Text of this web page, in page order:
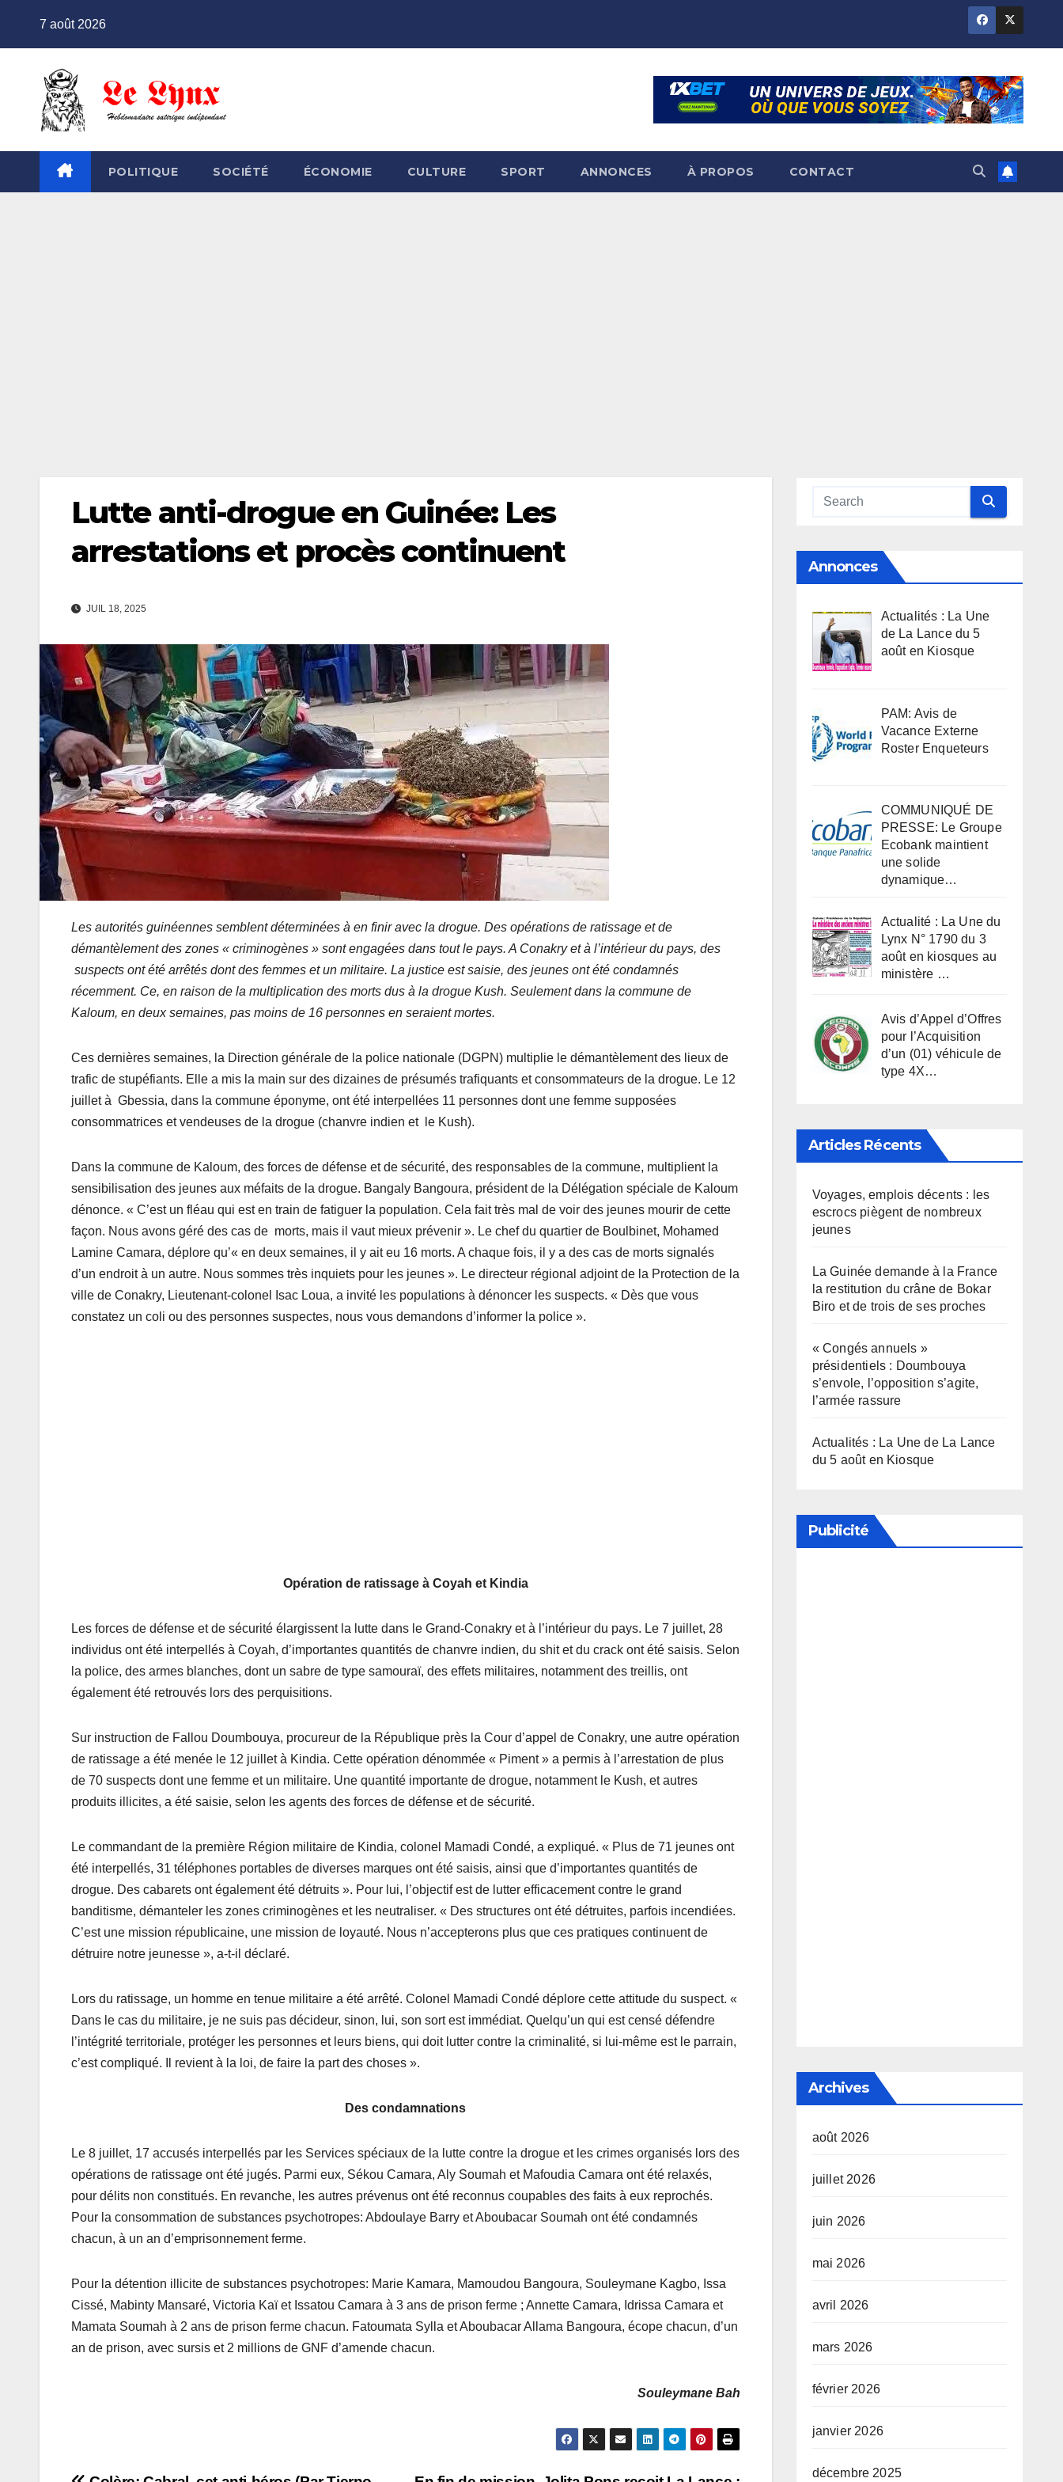
7 août 2026
POLITIQUE SOCIÉTÉ ÉCONOMIE CULTURE SPORT ANNONCES À PROPOS CONTACT
Lutte anti-drogue en Guinée: Les
arrestations et procès continuent
JUIL 18, 2025
Les autorités guinéennes semblent déterminées à en finir avec la drogue. Des opérations de ratissage et de
démantèlement des zones « criminogènes » sont engagées dans tout le pays. A Conakry et à l’intérieur du pays, des
suspects ont été arrêtés dont des femmes et un militaire. La justice est saisie, des jeunes ont été condamnés
récemment. Ce, en raison de la multiplication des morts dus à la drogue Kush. Seulement dans la commune de
Kaloum, en deux semaines, pas moins de 16 personnes en seraient mortes.
Ces dernières semaines, la Direction générale de la police nationale (DGPN) multiplie le démantèlement des lieux de
trafic de stupéfiants. Elle a mis la main sur des dizaines de présumés trafiquants et consommateurs de la drogue. Le 12
juillet à Gbessia, dans la commune éponyme, ont été interpellées 11 personnes dont une femme supposées
consommatrices et vendeuses de la drogue (chanvre indien et le Kush).
Dans la commune de Kaloum, des forces de défense et de sécurité, des responsables de la commune, multiplient la
sensibilisation des jeunes aux méfaits de la drogue. Bangaly Bangoura, président de la Délégation spéciale de Kaloum
dénonce. « C’est un fléau qui est en train de fatiguer la population. Cela fait très mal de voir des jeunes mourir de cette
façon. Nous avons géré des cas de morts, mais il vaut mieux prévenir ». Le chef du quartier de Boulbinet, Mohamed
Lamine Camara, déplore qu’« en deux semaines, il y ait eu 16 morts. A chaque fois, il y a des cas de morts signalés
d’un endroit à un autre. Nous sommes très inquiets pour les jeunes ». Le directeur régional adjoint de la Protection de la
ville de Conakry, Lieutenant-colonel Isac Loua, a invité les populations à dénoncer les suspects. « Dès que vous
constatez un coli ou des personnes suspectes, nous vous demandons d’informer la police ».
Opération de ratissage à Coyah et Kindia
Les forces de défense et de sécurité élargissent la lutte dans le Grand-Conakry et à l’intérieur du pays. Le 7 juillet, 28
individus ont été interpellés à Coyah, d’importantes quantités de chanvre indien, du shit et du crack ont été saisis. Selon
la police, des armes blanches, dont un sabre de type samouraï, des effets militaires, notamment des treillis, ont
également été retrouvés lors des perquisitions.
Sur instruction de Fallou Doumbouya, procureur de la République près la Cour d’appel de Conakry, une autre opération
de ratissage a été menée le 12 juillet à Kindia. Cette opération dénommée « Piment » a permis à l’arrestation de plus
de 70 suspects dont une femme et un militaire. Une quantité importante de drogue, notamment le Kush, et autres
produits illicites, a été saisie, selon les agents des forces de défense et de sécurité.
Le commandant de la première Région militaire de Kindia, colonel Mamadi Condé, a expliqué. « Plus de 71 jeunes ont
été interpellés, 31 téléphones portables de diverses marques ont été saisis, ainsi que d’importantes quantités de
drogue. Des cabarets ont également été détruits ». Pour lui, l’objectif est de lutter efficacement contre le grand
banditisme, démanteler les zones criminogènes et les neutraliser. « Des structures ont été détruites, parfois incendiées.
C’est une mission républicaine, une mission de loyauté. Nous n’accepterons plus que ces pratiques continuent de
détruire notre jeunesse », a-t-il déclaré.
Lors du ratissage, un homme en tenue militaire a été arrêté. Colonel Mamadi Condé déplore cette attitude du suspect. «
Dans le cas du militaire, je ne suis pas décideur, sinon, lui, son sort est immédiat. Quelqu’un qui est censé défendre
l’intégrité territoriale, protéger les personnes et leurs biens, qui doit lutter contre la criminalité, si lui-même est le parrain,
c’est compliqué. Il revient à la loi, de faire la part des choses ».
Des condamnations
Le 8 juillet, 17 accusés interpellés par les Services spéciaux de la lutte contre la drogue et les crimes organisés lors des
opérations de ratissage ont été jugés. Parmi eux, Sékou Camara, Aly Soumah et Mafoudia Camara ont été relaxés,
pour délits non constitués. En revanche, les autres prévenus ont été reconnus coupables des faits à eux reprochés.
Pour la consommation de substances psychotropes: Abdoulaye Barry et Aboubacar Soumah ont été condamnés
chacun, à un an d’emprisonnement ferme.
Pour la détention illicite de substances psychotropes: Marie Kamara, Mamoudou Bangoura, Souleymane Kagbo, Issa
Cissé, Mabinty Mansaré, Victoria Kaï et Issatou Camara à 3 ans de prison ferme ; Annette Camara, Idrissa Camara et
Mamata Soumah à 2 ans de prison ferme chacun. Fatoumata Sylla et Aboubacar Allama Bangoura, écope chacun, d’un
an de prison, avec sursis et 2 millions de GNF d’amende chacun.
Souleymane Bah
Annonces
Actualités : La Une
de La Lance du 5
août en Kiosque
PAM: Avis de
Vacance Externe
Roster Enqueteurs
COMMUNIQUÉ DE
PRESSE: Le Groupe
Ecobank maintient
une solide
dynamique…
Actualité : La Une du
Lynx N° 1790 du 3
août en kiosques au
ministère …
Avis d’Appel d’Offres
pour l’Acquisition
d’un (01) véhicule de
type 4X…
Articles Récents
Voyages, emplois décents : les
escrocs piègent de nombreux
jeunes
La Guinée demande à la France
la restitution du crâne de Bokar
Biro et de trois de ses proches
« Congés annuels »
présidentiels : Doumbouya
s’envole, l’opposition s’agite,
l’armée rassure
Actualités : La Une de La Lance
du 5 août en Kiosque
Publicité
Archives
août 2026
juillet 2026
juin 2026
mai 2026
avril 2026
mars 2026
février 2026
janvier 2026
décembre 2025